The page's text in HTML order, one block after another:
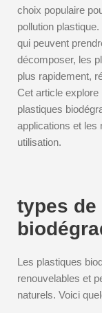
choix populaire
pollution
qui peuvent
décomposer, les
plus rapidement,
Cet article
plastiques
applications et les
utilisation.
types
Les plastiques
renouvelables et
naturels. Voici